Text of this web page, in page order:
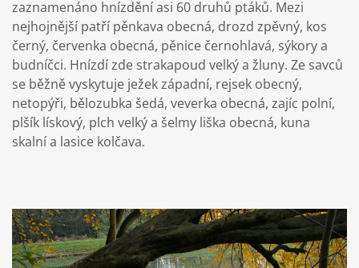
zaznamenáno hnízdění asi 60 druhů ptáků. Mezi
nejhojnější patří pěnkava obecná, drozd zpěvný, kos
černý, červenka obecná, pěnice černohlavá, sýkory a
budníčci. Hnízdí zde strakapoud velký a žluny. Ze savců
se běžně vyskytuje ježek západní, rejsek obecný,
netopýři, bělozubka šedá, veverka obecná, zajíc polní,
plšík lískový, plch velký a šelmy liška obecná, kuna
skalní a lasice kolčava.